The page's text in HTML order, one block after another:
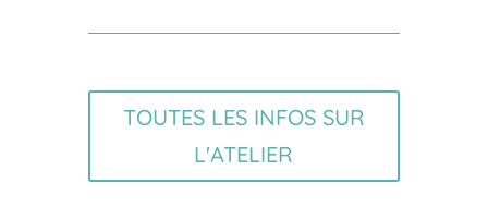
TOUTES LES INFOS SUR
L'ATELIER